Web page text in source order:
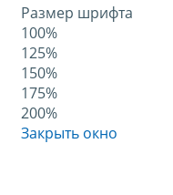
Размер шрифта
100%
125%
150%
175%
200%
Закрыть окно